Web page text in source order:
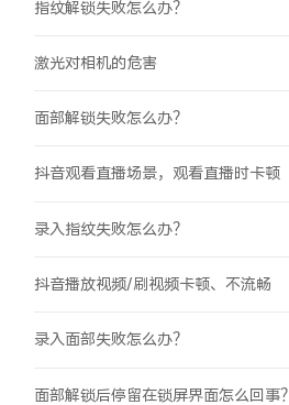
指纹解锁失败怎么办？
激光对相机的危害
面部解锁失败怎么办？
抖音观看直播场景，观看直播时卡顿
录入指纹失败怎么办？
抖音播放视频/刷视频卡顿、不流畅
录入面部失败怎么办？
面部解锁后停留在锁屏界面怎么回事？